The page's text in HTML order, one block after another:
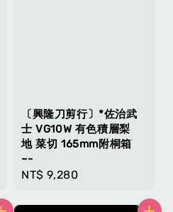
〔興隆刀剪行〕*佐治武
士 VG10W 有色積層梨
地 菜切 165mm附桐箱
~-
Regular
NT$ 9,280